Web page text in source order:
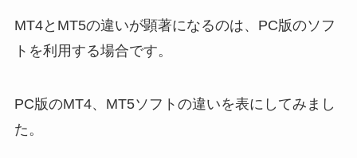
MT4とMT5の違いが顕著になるのは、PC版のソフ
トを利用する場合です。
PC版のMT4、MT5ソフトの違いを表にしてみまし
た。